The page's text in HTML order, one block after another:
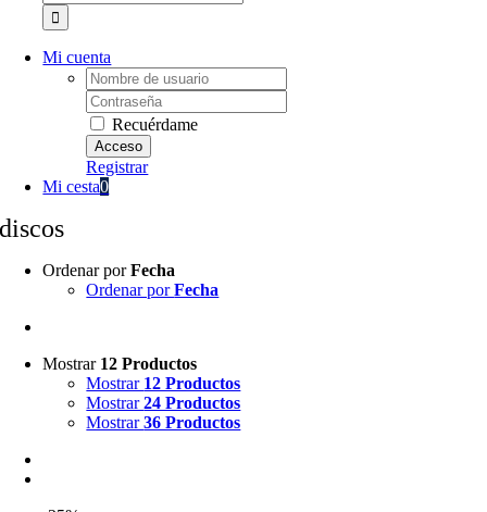
Mi cuenta
Username:
Password:
Recuérdame
Registrar
Mi cesta0
discos
Ordenar porFecha
Ordenar porFecha
Mostrar 12 Productos
Mostrar 12 Productos
Mostrar24 Productos
Mostrar36 Productos